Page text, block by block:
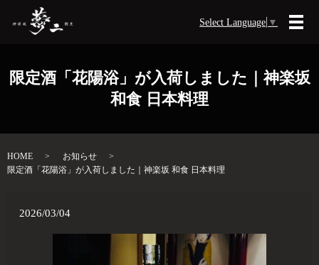
メ
Select Language ▼
限定酒「花陽浴」が入荷しました｜神楽坂
和食 日本料理
HOME
お知らせ
限定酒「花陽浴」が入荷しました｜神楽坂 和食 日本料理
2026/03/04